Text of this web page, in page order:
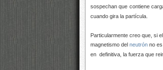
sospechan que contiene
cuando gira la partícula.
Particularmente creo que, si el
magnetismo delneutrón no
en definitiva, la fuerza que